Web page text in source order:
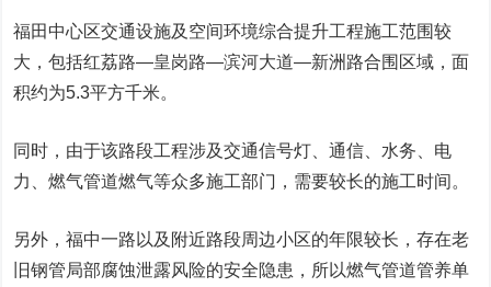
福田中心区交通设施及空间环境综合提升工程施工范围较
大，包括红荔路—皇岗路—滨河大道—新洲路合围区域，面
积约为5.3平方千米。
同时，由于该路段工程涉及交通信号灯、通信、水务、电
力、燃气管道燃气等众多施工部门，需要较长的施工时间。
另外，福中一路以及附近路段周边小区的年限较长，存在老
旧钢管局部腐蚀泄露风险的安全隐患，所以燃气管道管养单